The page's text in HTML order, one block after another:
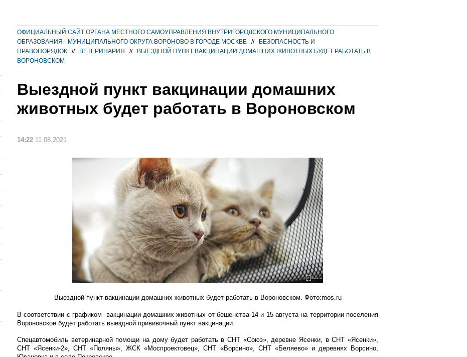
ОФИЦИАЛЬНЫЙ САЙТ ОРГАНА МЕСТНОГО САМОУПРАВЛЕНИЯ ВНУТРИГОРОДСКОГО МУНИЦИПАЛЬНОГО
ОБРАЗОВАНИЯ - МУНИЦИПАЛЬНОГО ОКРУГА ВОРОНОВО В ГОРОДЕ МОСКВЕ
//
БЕЗОПАСНОСТЬ И
ПРАВОПОРЯДОК
// ВЕТЕРИНАРИЯ //
ВЫЕЗДНОЙ ПУНКТ ВАКЦИНАЦИИ ДОМАШНИХ ЖИВОТНЫХ БУДЕТ РАБОТАТЬ В
ВОРОНОВСКОМ
Выездной пункт вакцинации домашних
животных будет работать в Вороновском
14:22 11.08.2021
Выездной пункт вакцинации домашних животных будет работать в Вороновском. Фото:mos.ru
В соответствии с графиком вакцинации домашних животных от бешенства 14 и 15 августа на территории поселения
Вороновское будет работать выездной прививочный пункт вакцинации.
Спецавтомобиль ветеринарной помощи на дому будет работать в СНТ «Союз», деревне Ясенки, в СНТ «Ясенки»,
СНТ «Ясенки-2», СНТ «Поляны», ЖСК «Моспроектовец», СНТ «Ворсино», СНТ «Беляево» и деревнях Ворсино,